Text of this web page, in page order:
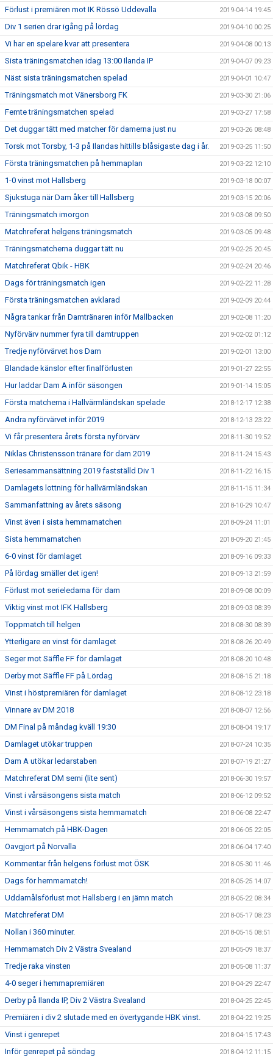
Förlust i premiären mot IK Rössö Uddevalla 2019-04-14 19:45
Div 1 serien drar igång på lördag 2019-04-10 00:25
Vi har en spelare kvar att presentera 2019-04-08 00:13
Sista träningsmatchen idag 13:00 Ilanda IP 2019-04-07 09:23
Näst sista träningsmatchen spelad 2019-04-01 10:47
Träningsmatch mot Vänersborg FK 2019-03-30 21:06
Femte träningsmatchen spelad 2019-03-27 17:58
Det duggar tätt med matcher för damerna just nu 2019-03-26 08:48
Torsk mot Torsby, 1-3 på Ilandas hittills blåsigaste dag i år. 2019-03-25 11:50
Första träningsmatchen på hemmaplan 2019-03-22 12:10
1-0 vinst mot Hallsberg 2019-03-18 00:07
Sjukstuga när Dam åker till Hallsberg 2019-03-15 20:06
Träningsmatch imorgon 2019-03-08 09:50
Matchreferat helgens träningsmatch 2019-03-05 09:48
Träningsmatcherna duggar tätt nu 2019-02-25 20:45
Matchreferat Qbik - HBK 2019-02-24 20:46
Dags för träningsmatch igen 2019-02-22 11:28
Första träningsmatchen avklarad 2019-02-09 20:44
Några tankar från Damtränaren inför Mallbacken 2019-02-08 11:20
Nyförvärv nummer fyra till damtruppen 2019-02-02 01:12
Tredje nyförvärvet hos Dam 2019-02-01 13:00
Blandade känslor efter finalförlusten 2019-01-27 22:55
Hur laddar Dam A inför säsongen 2019-01-14 15:05
Första matcherna i Hallvärmländskan spelade 2018-12-17 12:38
Andra nyförvärvet inför 2019 2018-12-13 23:22
Vi får presentera årets första nyförvärv 2018-11-30 19:52
Niklas Christensson tränare för dam 2019 2018-11-24 15:43
Seriesammansättning 2019 fastställd Div 1 2018-11-22 16:15
Damlagets lottning för hallvärmländskan 2018-11-15 11:34
Sammanfattning av årets säsong 2018-10-29 10:47
Vinst även i sista hemmamatchen 2018-09-24 11:01
Sista hemmamatchen 2018-09-20 21:45
6-0 vinst för damlaget 2018-09-16 09:33
På lördag smäller det igen! 2018-09-13 21:59
Förlust mot serieledarna för dam 2018-09-08 00:09
Viktig vinst mot IFK Hallsberg 2018-09-03 08:39
Toppmatch till helgen 2018-08-30 08:39
Ytterligare en vinst för damlaget 2018-08-26 20:49
Seger mot Säffle FF för damlaget 2018-08-20 10:48
Derby mot Säffle FF på Lördag 2018-08-15 21:18
Vinst i höstpremiären för damlaget 2018-08-12 23:18
Vinnare av DM 2018 2018-08-07 12:56
DM Final på måndag kväll 19:30 2018-08-04 19:17
Damlaget utökar truppen 2018-07-24 10:35
Dam A utökar ledarstaben 2018-07-19 21:27
Matchreferat DM semi (lite sent) 2018-06-30 19:57
Vinst i vårsäsongens sista match 2018-06-12 09:52
Vinst i vårsäsongens sista hemmamatch 2018-06-08 22:47
Hemmamatch på HBK-Dagen 2018-06-05 22:05
Oavgjort på Norvalla 2018-06-04 17:40
Kommentar från helgens förlust mot ÖSK 2018-05-30 11:46
Dags för hemmamatch! 2018-05-25 14:07
Uddamålsförlust mot Hallsberg i en jämn match 2018-05-22 08:34
Matchreferat DM 2018-05-17 08:23
Nollan i 360 minuter. 2018-05-15 08:51
Hemmamatch Div 2 Västra Svealand 2018-05-09 18:37
Tredje raka vinsten 2018-05-08 11:37
4-0 seger i hemmapremiären 2018-04-29 22:47
Derby på Ilanda IP, Div 2 Västra Svealand 2018-04-25 22:45
Premiären i div 2 slutade med en övertygande HBK vinst. 2018-04-22 19:25
Vinst i genrepet 2018-04-15 17:43
Inför genrepet på söndag 2018-04-12 11:15